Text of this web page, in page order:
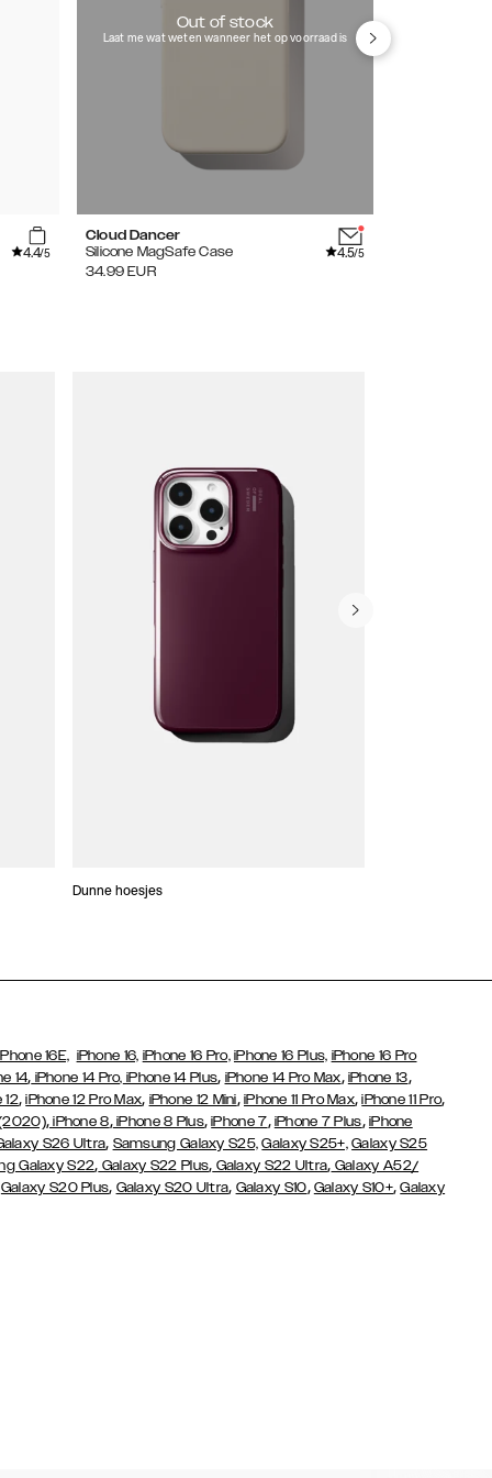
4.4/5
Out of stock
Laat me wat weten wanneer het op voorraad is
Cloud Dancer
Silicone MagSafe Case
4.5/5
34.99 EUR
Dunne hoesjes
16E, iPhone 16, iPhone 16 Pro, iPhone 16 Plus, iPhone 16 Pro
14, iPhone 14 Pro, iPhone 14 Plus, iPhone 14 Pro Max, iPhone 13,
12,iPhone 12 Pro Max, iPhone 12 Mini, iPhone 11 Pro Max,iPhone 11 Pro,
,iPhone 8,iPhone 8 Plus,iPhone 7, iPhone 7 Plus, iPhone
S26 Ultra, Samsung Galaxy S25, Galaxy S25+, Galaxy S25
Galaxy S22, Galaxy S22 Plus, Galaxy S22 Ultra, Galaxy A52/
Galaxy S20 Plus, Galaxy S20 Ultra, Galaxy S10, Galaxy S10+,Galaxy